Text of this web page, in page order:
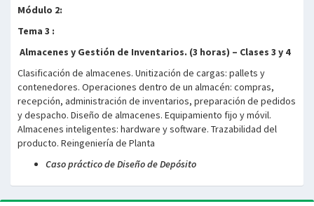
Módulo 2:
Tema 3 :
Almacenes y Gestión de Inventarios. (3 horas) – Clases 3 y 4
Clasificación de almacenes. Unitización de cargas: pallets y
contenedores. Operaciones dentro de un almacén: compras,
recepción, administración de inventarios, preparación de pedidos
y despacho. Diseño de almacenes. Equipamiento fijo y móvil.
Almacenes inteligentes: hardware y software. Trazabilidad del
producto. Reingeniería de Planta
Caso práctico de Diseño de Depósito